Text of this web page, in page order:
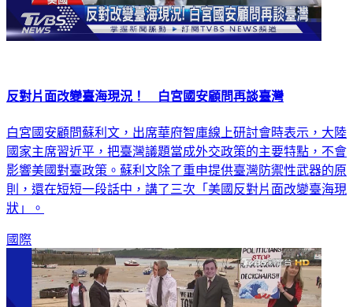
反對片面改變臺海現況！ 白宮國安顧問再談臺灣
白宮國安顧問蘇利文，出席華府智庫線上研討會時表示，大陸
國家主席習近平，把臺灣議題當成外交政策的主要特點，不會
影響美國對臺政策。蘇利文除了重申提供臺灣防禦性武器的原
則，還在短短一段話中，講了三次「美國反對片面改變臺海現
狀」。
國際